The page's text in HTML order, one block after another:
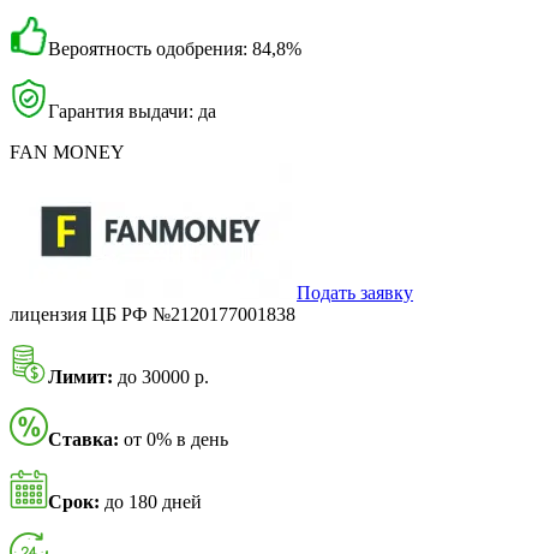
Вероятность одобрения: 84,8%
Гарантия выдачи: да
FAN MONEY
Подать заявку
лицензия ЦБ РФ №2120177001838
Лимит: до 30000 р.
Ставка: от 0% в день
Срок: до 180 дней